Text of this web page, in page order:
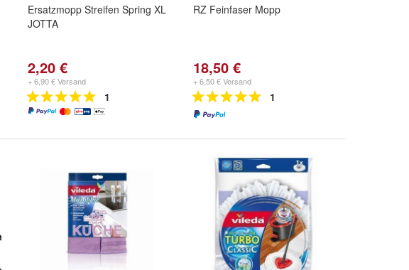
Ersatzmopp Streifen Spring XL
JOTTA
2,20 €
+ 6,90 € Versand
1
RZ Feinfaser Mopp
18,50 €
+ 6,50 € Versand
1